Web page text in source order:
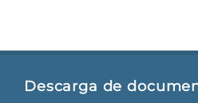
Descarga de